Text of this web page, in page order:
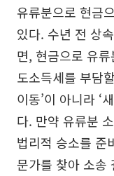
유류분으로 현금
있다. 수년 전 상
면, 현금으로 유
도소득세를 부담
이동’이 아니라 ‘
다. 만약 유류분
법리적 승소를 준
문가를 찾아 소송